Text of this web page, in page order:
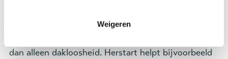
Weigeren
opgevangen en geholpen om hun problemen in
dan alleen dakloosheid. Herstart helpt bijvoorbeeld